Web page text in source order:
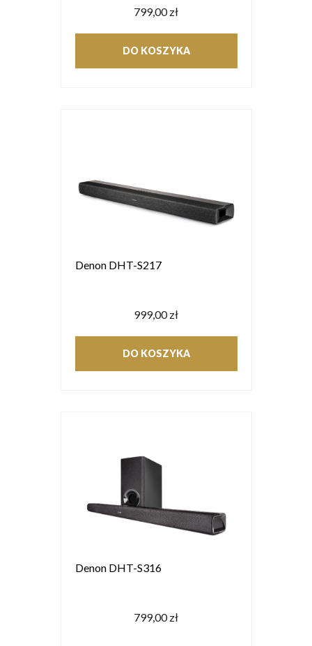
799,00 zł
DO KOSZYKA
Denon DHT-S217
999,00 zł
DO KOSZYKA
Denon DHT-S316
799,00 zł